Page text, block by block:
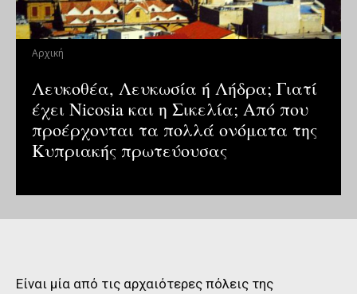
Αρχική
Λευκοθέα, Λευκωσία ή Λήδρα; Γιατί
έχει Nicosia και η Σικελία; Από που
προέρχονται τα πολλά ονόματα της
Κυπριακής πρωτεύουσας
Είναι μία από τις αρχαιότερες πόλεις της